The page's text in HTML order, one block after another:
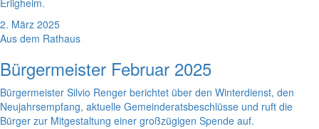
Erligheim.
2. März 2025
Aus dem Rathaus
Bürgermeister Februar 2025
Bürgermeister Silvio Renger berichtet über den Winterdienst, den
Neujahrsempfang, aktuelle Gemeinderatsbeschlüsse und ruft die
Bürger zur Mitgestaltung einer großzügigen Spende auf.